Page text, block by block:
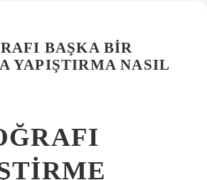
BAŞKA BIR
YAPIŞTIRMA NASIL